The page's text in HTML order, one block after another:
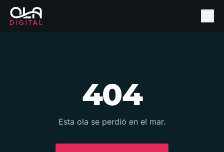
404
Esta ola se perdió en el mar.